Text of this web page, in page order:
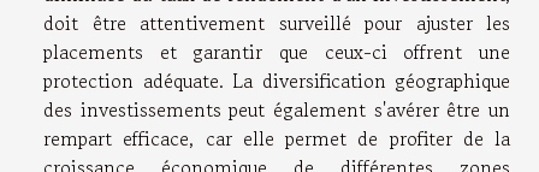
doit être attentivement surveillé pour ajuster les
placements et garantir que ceux-ci offrent une
protection adéquate. La diversification géographique
des investissements peut également s'avérer être un
rempart efficace, car elle permet de profiter de la